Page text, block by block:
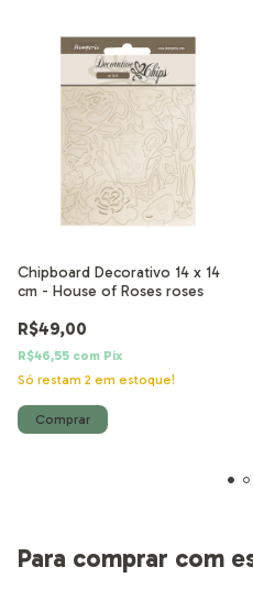
Chipboard Decorativo 14 x 14
cm - House of Roses roses
R$49,00
R$46,55 com Pix
Só restam 2 em estoque!
Para comprar com